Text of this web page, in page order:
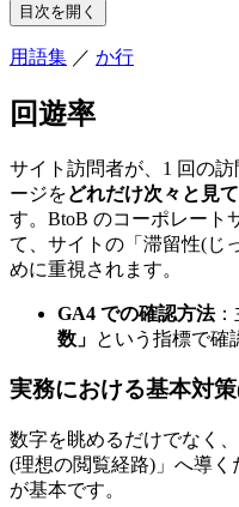
目次を開く
用語集 ／ か行
回遊率
サイト訪問者が、1 回の訪
ージをどれだけ次々と見
す。BtoB のコーポレート
て、サイトの「滞留性(じ
めに重視されます。
GA4 での確認方法：
数」 という指標で確
実務における基本対
数字を眺めるだけでなく
(理想の閲覧経路)」へ導く
が基本です。